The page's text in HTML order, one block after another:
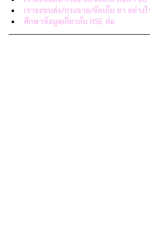
เราจะขนส่ง/กระจาย/จัดเก็บ ยา อย่างไ
ศึกษาข้อมูลเกี่ยวกับ HSE ต่อ